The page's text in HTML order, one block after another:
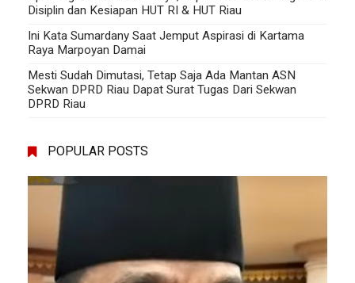
Disiplin dan Kesiapan HUT RI & HUT Riau
Ini Kata Sumardany Saat Jemput Aspirasi di Kartama
Raya Marpoyan Damai
Mesti Sudah Dimutasi, Tetap Saja Ada Mantan ASN
Sekwan DPRD Riau Dapat Surat Tugas Dari Sekwan
DPRD Riau
POPULAR POSTS